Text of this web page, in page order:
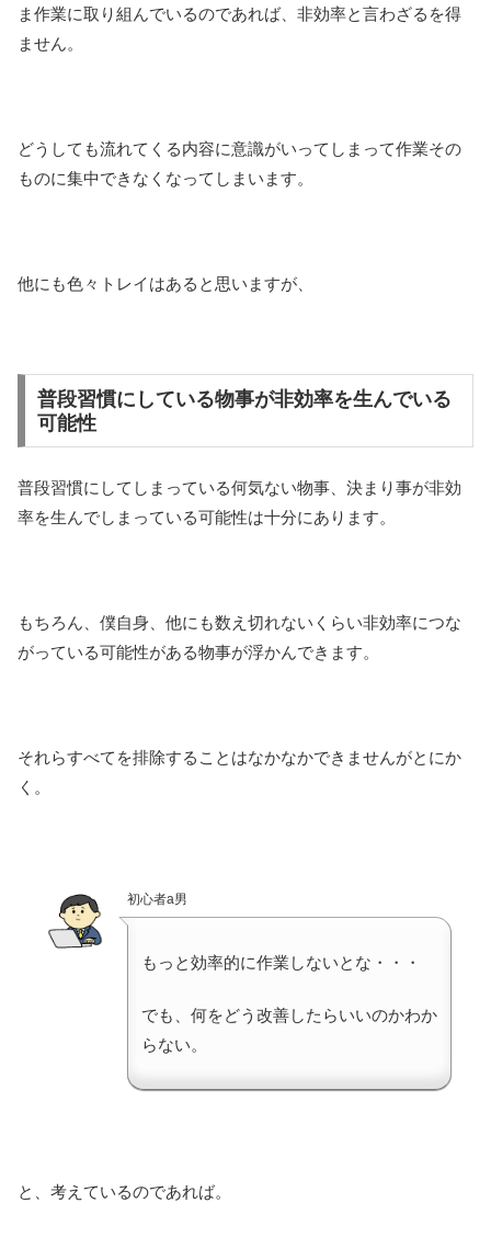
ま作業に取り組んでいるのであれば、非効率と言わざるを得
ません。
どうしても流れてくる内容に意識がいってしまって作業その
ものに集中できなくなってしまいます。
他にも色々トレイはあると思いますが、
普段習慣にしている物事が非効率を生んでいる
可能性
普段習慣にしてしまっている何気ない物事、決まり事が非効
率を生んでしまっている可能性は十分にあります。
もちろん、僕自身、他にも数え切れないくらい非効率につな
がっている可能性がある物事が浮かんできます。
それらすべてを排除することはなかなかできませんがとにか
く。
初心者a男
もっと効率的に作業しないとな・・・
でも、何をどう改善したらいいのかわか
らない。
と、考えているのであれば。